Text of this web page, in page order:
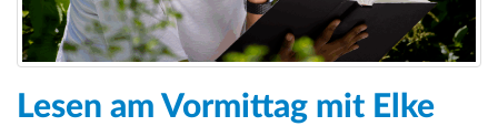
Lesen am Vormittag mit Elke